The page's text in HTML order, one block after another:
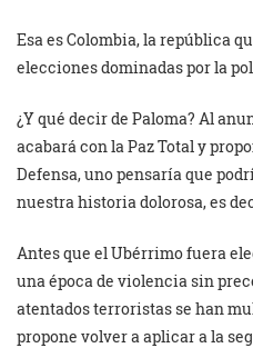
Esa es Colombia, la república
elecciones dominadas por la
¿Y qué decir de Paloma? Al
acabará con la Paz Total y
Defensa, uno pensaría que
nuestra historia dolorosa, es
Antes que el Ubérrimo fuera
una época de violencia sin
atentados terroristas se han
propone volver a aplicar a la